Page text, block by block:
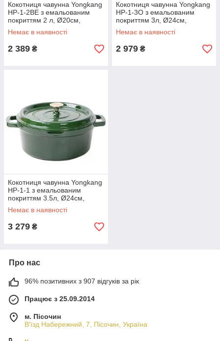
Кокотниця чавунна Yongkang
HP-1-2BE з емальованим
покриттям 2 л, Ø20см,
бежевий
Немає в наявності
2 389 ₴
Кокотниця чавунна Yongkang
HP-1-3O з емальованим
покриттям 3л, Ø24см,
помаранчевий
Немає в наявності
2 979 ₴
Кокотниця чавунна Yongkang
HP-1-1 з емальованим
покриттям 3.5л, Ø24см,
зелена
Немає в наявності
3 279 ₴
Про нас
96% позитивних з 907 відгуків за рік
Працює з 25.09.2014
м. Пісочин
В'їзд Набережний, 7, Пісочин, Україна